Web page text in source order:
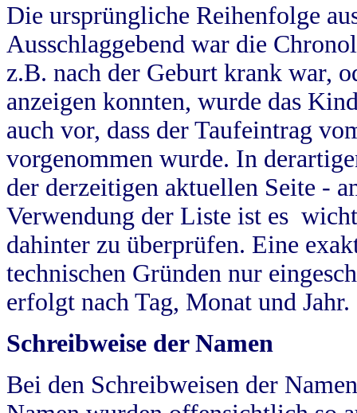
Die ursprüngliche Reihenfolge
Ausschlaggebend war die
z.B. nach der Geburt krank war,
anzeigen konnten, wurde das
auch vor, dass der Taufeintrag
vorgenommen wurde. In
der derzeitigen aktuellen Seite -
Verwendung der Liste ist es
dahinter zu überprüfen. Eine
technischen Gründen nur
erfolgt nach Tag, Monat und Jahr.
Schreibweise der Namen
Bei den Schreibweisen der